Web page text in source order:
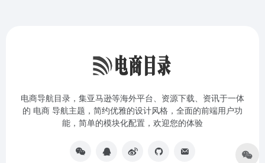
电商导航目录，集亚马逊等海外平台、资源下载、资讯于一体
的 电商 导航主题，简约优雅的设计风格，全面的前端用户功
能，简单的模块化配置，欢迎您的体验